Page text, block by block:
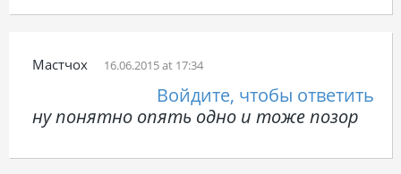
Мастчох 16.06.2015 at 17:34
Войдите, чтобы ответить
ну понятно опять одно и тоже позор